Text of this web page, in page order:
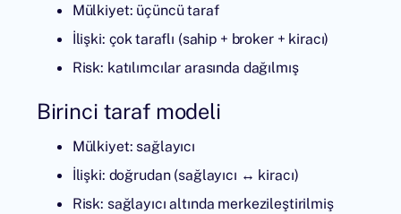
Mülkiyet: üçüncü taraf
İlişki: çok taraflı (sahip + broker + kiracı)
Risk: katılımcılar arasında dağılmış
Birinci taraf modeli
Mülkiyet: sağlayıcı
İlişki: doğrudan (sağlayıcı ↔ kiracı)
Risk: sağlayıcı altında merkezileştirilmiş